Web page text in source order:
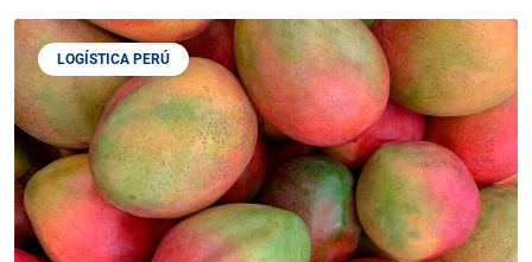
LOGÍSTICA PERÚ